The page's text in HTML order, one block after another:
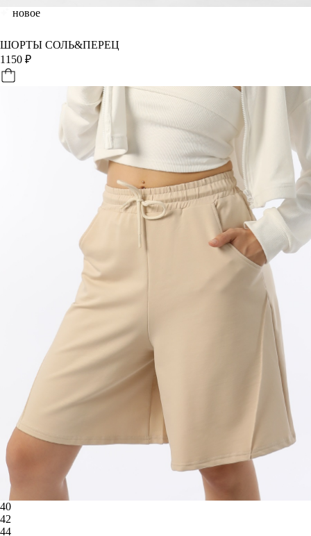
новое
ШОРТЫ СОЛЬ&ПЕРЕЦ
1150 ₽
40
42
44